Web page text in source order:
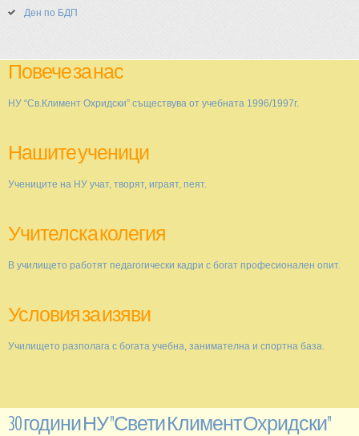
Ден по БДП
Повече за нас
НУ “Св.Климент Охридски” съществува от учебната 1996/1997г.
Нашите ученици
Учениците на НУ учат, творят, играят, пеят.
Учителска колегия
В училището работят педагогически кадри с богат професионален опит.
Условия за изяви
Училището разполага с богата учебна, занимателна и спортна база.
30 години НУ "Свети Климент Охридски"